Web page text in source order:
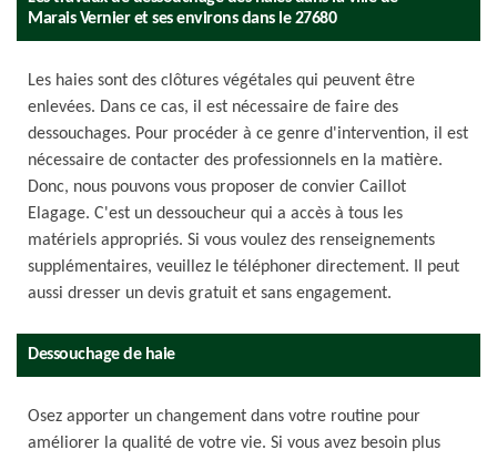
Marais Vernier et ses environs dans le 27680
Les haies sont des clôtures végétales qui peuvent être
enlevées. Dans ce cas, il est nécessaire de faire des
dessouchages. Pour procéder à ce genre d'intervention, il est
nécessaire de contacter des professionnels en la matière.
Donc, nous pouvons vous proposer de convier Caillot
Elagage. C'est un dessoucheur qui a accès à tous les
matériels appropriés. Si vous voulez des renseignements
supplémentaires, veuillez le téléphoner directement. Il peut
aussi dresser un devis gratuit et sans engagement.
Dessouchage de haie
Osez apporter un changement dans votre routine pour
améliorer la qualité de votre vie. Si vous avez besoin plus